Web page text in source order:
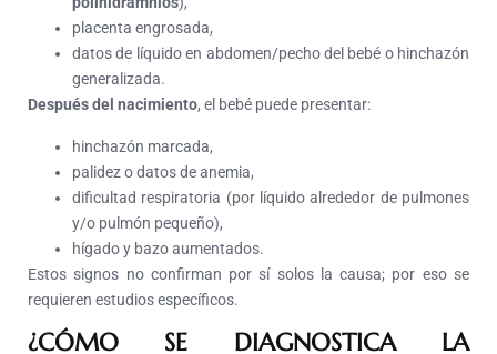
placenta engrosada,
datos de líquido en abdomen/pecho del bebé o hinchazón
generalizada.
Después del nacimiento, el bebé puede presentar:
hinchazón marcada,
palidez o datos de anemia,
dificultad respiratoria (por líquido alrededor de pulmones
y/o pulmón pequeño),
hígado y bazo aumentados.
Estos signos no confirman por sí solos la causa; por eso se
requieren estudios específicos.
¿CÓMO SE DIAGNOSTICA LA